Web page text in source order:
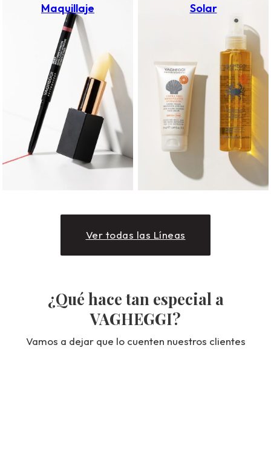
Maquillaje Solar
Ver todas las Líneas
¿Qué hace tan especial a
VAGHEGGI?
Vamos a dejar que lo cuenten nuestros clientes